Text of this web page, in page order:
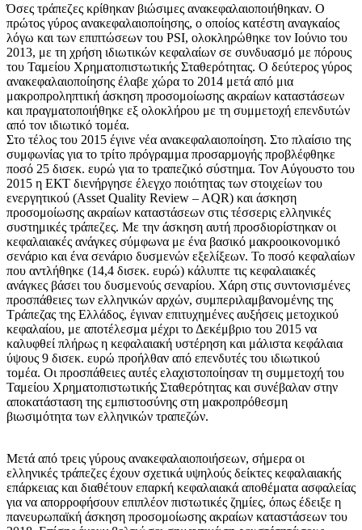
Όσες τράπεζες κρίθηκαν βιώσιμες ανακεφαλαιοποιήθηκαν. Ο
πρώτος γύρος ανακεφαλαιοποίησης, ο οποίος κατέστη αναγκαίος
λόγω και των επιπτώσεων του PSI, ολοκληρώθηκε τον Ιούνιο του
2013, με τη χρήση ιδιωτικών κεφαλαίων σε συνδυασμό με πόρους
του Ταμείου Χρηματοπιστωτικής Σταθερότητας. Ο δεύτερος γύρος
ανακεφαλαιοποίησης έλαβε χώρα το 2014 μετά από μια
μακροπροληπτική άσκηση προσομοίωσης ακραίων καταστάσεων
και πραγματοποιήθηκε εξ ολοκλήρου με τη συμμετοχή επενδυτών
από τον ιδιωτικό τομέα.
Στο τέλος του 2015 έγινε νέα ανακεφαλαιοποίηση. Στο πλαίσιο της
συμφωνίας για το τρίτο πρόγραμμα προσαρμογής προβλέφθηκε
ποσό 25 δισεκ. ευρώ για το τραπεζικό σύστημα. Τον Αύγουστο του
2015 η ΕΚΤ διενήργησε έλεγχο ποιότητας των στοιχείων του
ενεργητικού (Asset Quality Review – AQR) και άσκηση
προσομοίωσης ακραίων καταστάσεων στις τέσσερις ελληνικές
συστημικές τράπεζες. Με την άσκηση αυτή προσδιορίστηκαν οι
κεφαλαιακές ανάγκες σύμφωνα με ένα βασικό μακροοικονομικό
σενάριο και ένα σενάριο δυσμενών εξελίξεων. Το ποσό κεφαλαίων
που αντλήθηκε (14,4 δισεκ. ευρώ) κάλυπτε τις κεφαλαιακές
ανάγκες βάσει του δυσμενούς σεναρίου. Χάρη στις συντονισμένες
προσπάθειες των ελληνικών αρχών, συμπεριλαμβανομένης της
Τράπεζας της Ελλάδος, έγιναν επιτυχημένες αυξήσεις μετοχικού
κεφαλαίου, με αποτέλεσμα μέχρι το Δεκέμβριο του 2015 να
καλυφθεί πλήρως η κεφαλαιακή υστέρηση και μάλιστα κεφάλαια
ύψους 9 δισεκ. ευρώ προήλθαν από επενδυτές του ιδιωτικού
τομέα. Οι προσπάθειες αυτές ελαχιστοποίησαν τη συμμετοχή του
Ταμείου Χρηματοπιστωτικής Σταθερότητας και συνέβαλαν στην
αποκατάσταση της εμπιστοσύνης στη μακροπρόθεσμη
βιωσιμότητα των ελληνικών τραπεζών.
Μετά από τρεις γύρους ανακεφαλαιοποιήσεων, σήμερα οι
ελληνικές τράπεζες έχουν σχετικά υψηλούς δείκτες κεφαλαιακής
επάρκειας και διαθέτουν επαρκή κεφαλαιακά αποθέματα ασφαλείας
για να απορροφήσουν επιπλέον πιστωτικές ζημίες, όπως έδειξε η
πανευρωπαϊκή άσκηση προσομοίωσης ακραίων καταστάσεων του